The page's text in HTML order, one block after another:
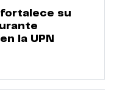
su
la UPN